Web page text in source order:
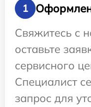
1
Свяжитесь с
оставьте
сервисного
Специалист
запрос для